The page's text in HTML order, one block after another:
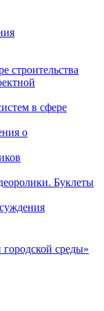
строительства
в сфере
о
Буклеты
среды»